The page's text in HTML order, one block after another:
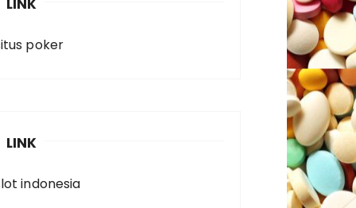
LINK
poker
LINK
indonesia